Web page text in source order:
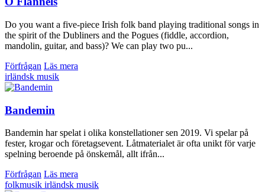
Do you want a five-piece Irish folk band playing traditional songs in
the spirit of the Dubliners and the Pogues (fiddle, accordion,
mandolin, guitar, and bass)? We can play two pu...
Förfrågan Läs mera
irländsk musik
Bandemin
Bandemin har spelat i olika konstellationer sen 2019. Vi spelar på
fester, krogar och företagsevent. Låtmaterialet är ofta unikt för varje
spelning beroende på önskemål, allt ifrån...
Förfrågan Läs mera
folkmusik irländsk musik